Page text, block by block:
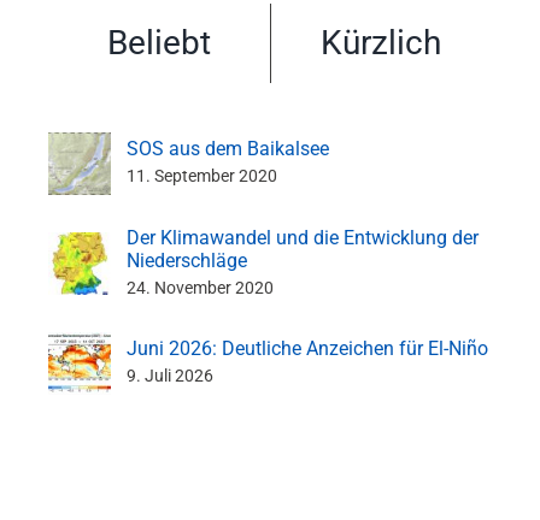
Beliebt Kürzlich
SOS aus dem Baikalsee
11. September 2020
Der Klimawandel und die Entwicklung der
Niederschläge
24. November 2020
Juni 2026: Deutliche Anzeichen für El-Niño
9. Juli 2026